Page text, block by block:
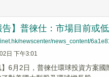
告】普徠仕：市場目前或
newscenter/news_content/
日 下午3:01
】6月2日，普徠仕環球投資方案